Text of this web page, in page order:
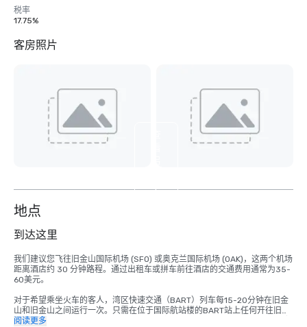
税率
17.75%
客房照片
4
地点
到达这里
我们建议您飞往旧金山国际机场 (SFO) 或奥克兰国际机场 (OAK)，这两个机场
距离酒店约 30 分钟路程。通过出租车或拼车前往酒店的交通费用通常为35-
60美元。
对于希望乘坐火车的客人，湾区快速交通（BART）列车每15-20分钟在旧金
山和旧金山之间运行一次。只需在位于国际航站楼的BART站上任何开往旧金
山的列车即可。在蒙哥马利街站下车。皇宫酒店位于市场和新蒙哥马利街的拐
阅读更多